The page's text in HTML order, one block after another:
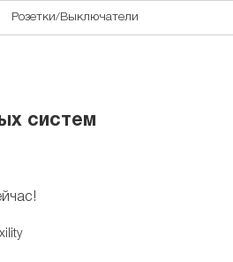
Розетки/Выключатели
систем